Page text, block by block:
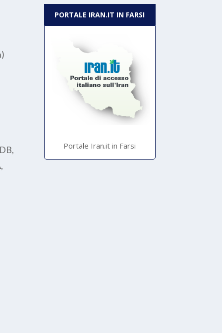
PORTALE IRAN.IT IN FARSI
Portale Iran.it in Farsi